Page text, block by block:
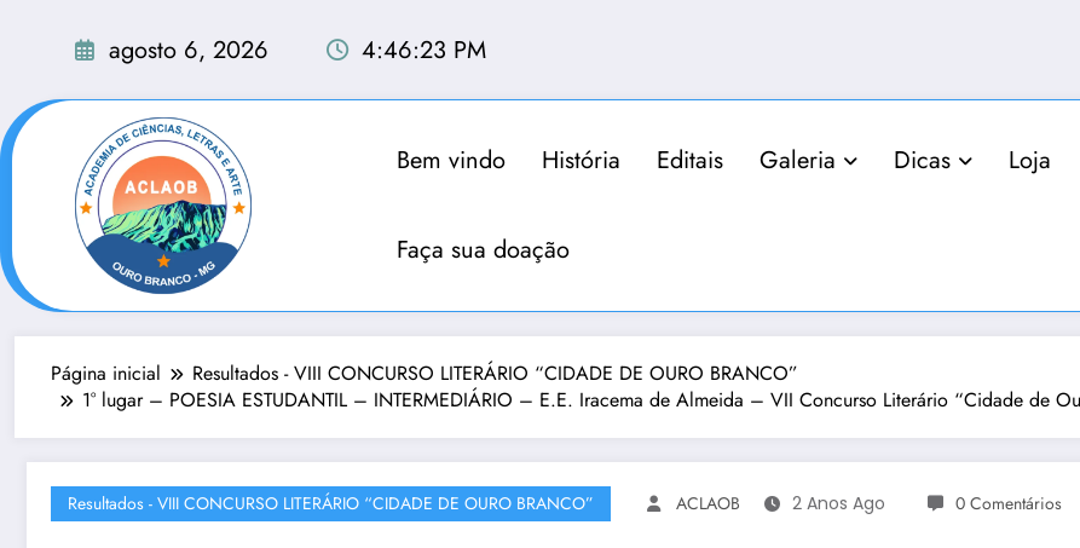
conteúdo
agosto 6, 2026 4:46:24 PM
Bem vindo História Editais Galeria Dicas Loja
Faça sua doação
Página inicial
Resultados - VIII CONCURSO LITERÁRIO “CIDADE DE OURO BRANCO”
1° lugar – POESIA ESTUDANTIL – INTERMEDIÁRIO – E.E. Iracema de Almeida – VII Concurso Literário “Cidade de
Resultados - VIII CONCURSO LITERÁRIO “CIDADE DE OURO BRANCO” ACLAOB 2 Anos Ago 0 Comentários